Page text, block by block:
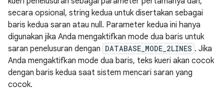
secara opsional, string kedua untuk disertakan sebagai
baris kedua saran atau null. Parameter kedua ini hanya
digunakan jika Anda mengaktifkan mode dua baris untuk
saran penelusuran dengan DATABASE_MODE_2LINES . Jika
Anda mengaktifkan mode dua baris, teks kueri akan cocok
dengan baris kedua saat sistem mencari saran yang
cocok.